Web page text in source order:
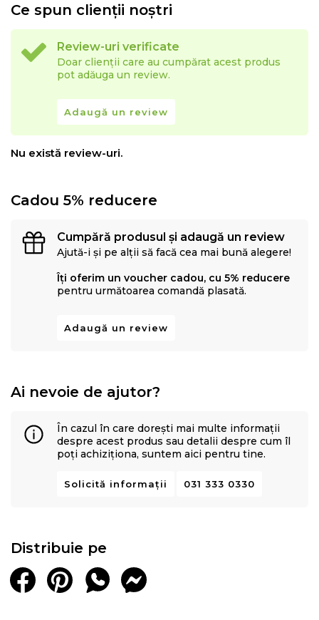
Ce spun clienții noștri
Review-uri verificate
Doar clienții care au cumpărat acest produs
pot adăuga un review.
Adaugă un review
Nu există review-uri.
Cadou 5% reducere
Cumpără produsul și adaugă un review
Ajută-i și pe alții să facă cea mai bună alegere!
Îți oferim un voucher cadou, cu 5% reducere
pentru următoarea comandă plasată.
Adaugă un review
Ai nevoie de ajutor?
În cazul în care dorești mai multe informații
despre acest produs sau detalii despre cum îl
poți achiziționa, suntem aici pentru tine.
Solicită informații 031 333 0330
Distribuie pe